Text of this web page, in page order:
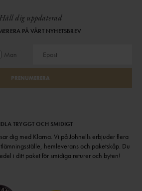
Håll dig uppdaterad
PÅ VÅRT NYHETSBREV
Man
PRENUMERERA
TRYGGT OCH SMIDIGT
dig med Klarna. Vi på Johnells erbjuder flera
hemleverans och paketskåp. Du
i ditt paket för smidiga returer och byten!